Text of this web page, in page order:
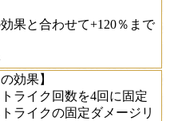
果と合わせて+120％まで
効果】
ライク回数を4回に固定
ライクの固定ダメージリ